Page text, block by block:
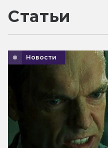
Статьи
Новости